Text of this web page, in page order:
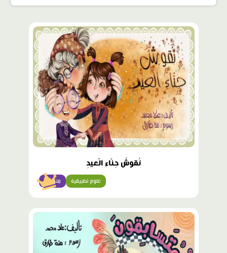
محتوى
مميّز
نُقوشُ حِنّاءِ الْعيدِ
متوسّط علوم تطبيقية
محتوى
مميّز